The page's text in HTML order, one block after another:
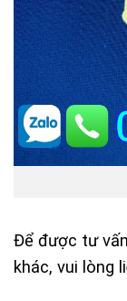
Để được tư
khác, vui lòng